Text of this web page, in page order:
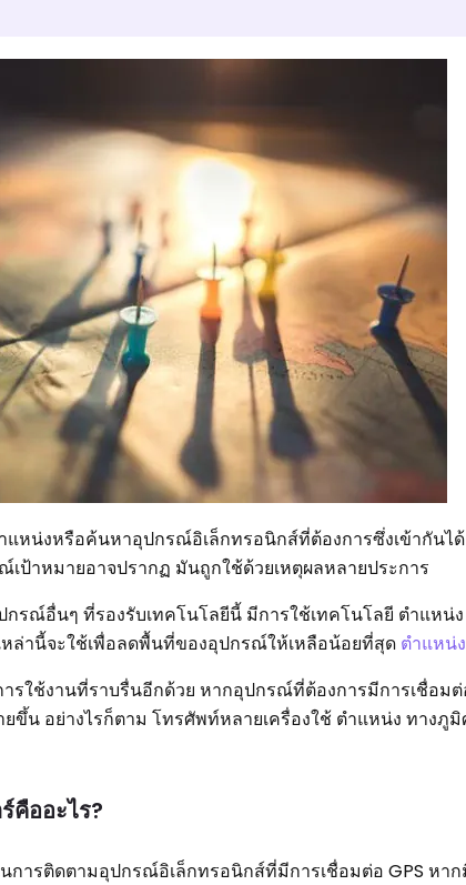
แหน่งหรือค้นหาอุปกรณ์อิเล็กทรอนิกส์ที่ต้องการซึ่งเข้ากันได้
ป้าหมายอาจปรากฏ มันถูกใช้ด้วยเหตุผลหลายประการ
ณ์อื่นๆ ที่รองรับเทคโนโลยีนี้ มีการใช้เทคโนโลยี ตำแหน่ง
ล่านี้จะใช้เพื่อลดพื้นที่ของอุปกรณ์ให้เหลือน้อยที่สุด ตำแหน่ง
รใช้งานที่ราบรื่นอีกด้วย หากอุปกรณ์ที่ต้องการมีการเชื่อม
น อย่างไรก็ตาม โทรศัพท์หลายเครื่องใช้ ตำแหน่ง ทางภูมิ
คืออะไร?
ารติดตามอุปกรณ์อิเล็กทรอนิกส์ที่มีการเชื่อมต่อ GPS หา